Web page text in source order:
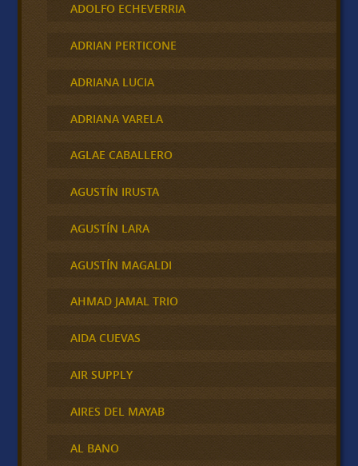
ADOLFO ECHEVERRIA
ADRIAN PERTICONE
ADRIANA LUCIA
ADRIANA VARELA
AGLAE CABALLERO
AGUSTÍN IRUSTA
AGUSTÍN LARA
AGUSTÍN MAGALDI
AHMAD JAMAL TRIO
AIDA CUEVAS
AIR SUPPLY
AIRES DEL MAYAB
AL BANO